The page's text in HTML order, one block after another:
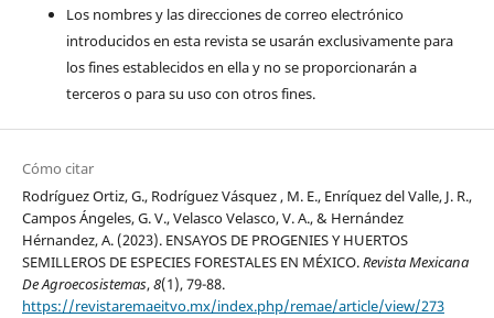
Los nombres y las direcciones de correo electrónico
introducidos en esta revista se usarán exclusivamente para
los fines establecidos en ella y no se proporcionarán a
terceros o para su uso con otros fines.
Cómo citar
Rodríguez Ortiz, G., Rodríguez Vásquez , M. E., Enríquez del Valle, J. R.,
Campos Ángeles, G. V., Velasco Velasco, V. A., & Hernández
Hérnandez, A. (2023). ENSAYOS DE PROGENIES Y HUERTOS
SEMILLEROS DE ESPECIES FORESTALES EN MÉXICO.Revista Mexicana
De Agroecosistemas,8(1), 79-88.
https://revistaremaeitvo.mx/index.php/remae/article/view/273